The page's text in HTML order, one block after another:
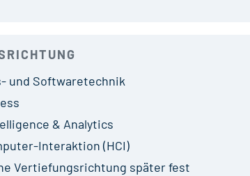
und Softwaretechnik
& Analytics
Interaktion (HCI)
Vertiefungsrichtung später fest